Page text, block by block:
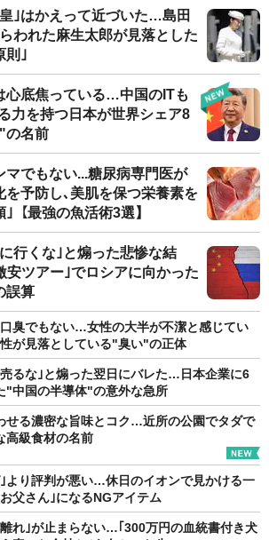
｣はかえって近づいた…島田
われた麻生太郎が見落とした
則｣
心底焦っている…中国のITも
力を持つ日本が世界シェア8
の名前
マでもない...糖尿病専門医が
を予防し､美肌を保つ栄養素を
【最強の魚活術3選】
行くな｣と煽った悲惨な結
ツアー｣でロシアに向かった
誤算
臭でもない…女性の大半が不潔と感じてい
が見落としている"臭い"の正体
るな｣と煽った翌日にバレた…日本企業に6
"中国の半導体"の意外な急所
せる濃密な旨味とコク…近所の公園でタダで
高級食材の名前
より評判が悪い…休日のイオンで見かける一
父さん｣になるNGアイテム
れ｣が止まらない…｢300万円の血統書付き犬